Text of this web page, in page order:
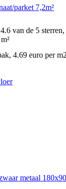
parket 7,2m²
van de 5
4.69 euro per m2
metaal